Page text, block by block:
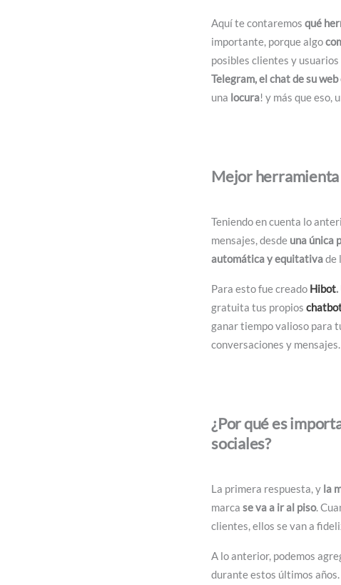
Aquí te contaremos qué
importante, porque algo
posibles clientes y
Telegram, el chat de su
una locura! y más que eso,
Mejor herramienta
Teniendo en cuenta lo
mensajes, desde una única
automática y equitativade
Para esto fue creado Hibot.
gratuita tus propios
ganar tiempo valioso para
conversaciones y mensajes.
¿Por qué es
sociales?
La primera respuesta, y la
marca se va a ir al piso.
clientes, ellos se van a
A lo anterior, podemos
durante estos últimos